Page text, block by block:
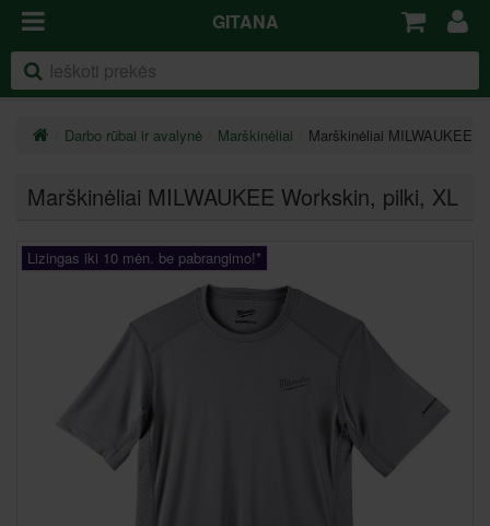
GITANA
Darbo rūbai ir avalynė Marškinėliai Marškinėliai MILWAUKEE
Marškinėliai MILWAUKEE Workskin, pilki, XL
Lizingas iki 10 mėn. be pabrangimo!*